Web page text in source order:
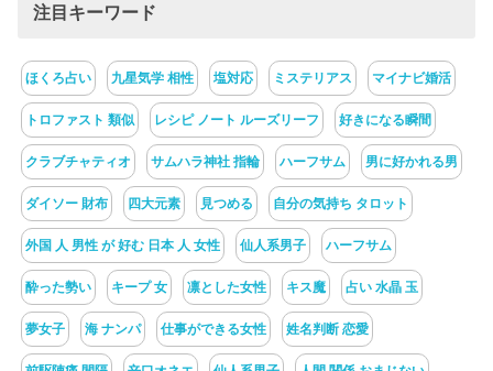
注目キーワード
ほくろ占い 九星気学 相性 塩対応 ミステリアス マイナビ婚活
トロファスト 類似 レシピ ノート ルーズリーフ 好きになる瞬間
クラブチャティオ サムハラ神社 指輪 ハーフサム 男に好かれる男
ダイソー 財布 四大元素 見つめる 自分の気持ち タロット
外国 人 男性 が 好む 日本 人 女性 仙人系男子 ハーフサム
酔った勢い キープ 女 凛とした女性 キス魔 占い 水晶 玉
夢女子 海 ナンパ 仕事ができる女性 姓名判断 恋愛